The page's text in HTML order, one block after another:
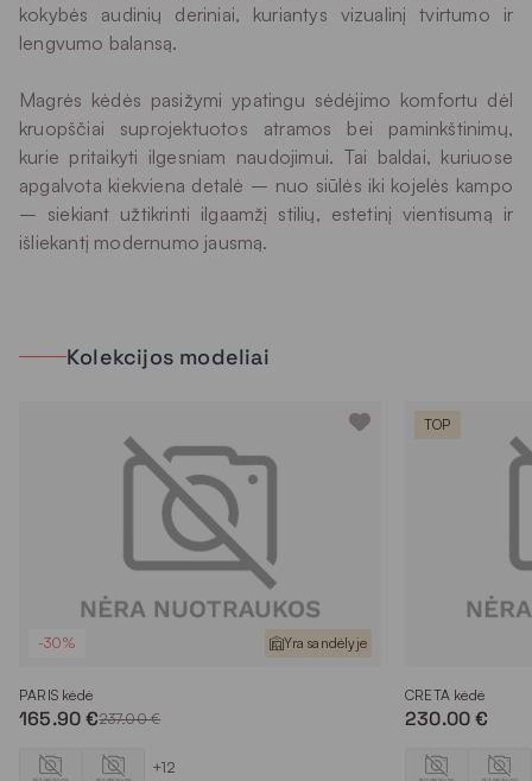
kokybės audinių deriniai, kuriantys vizualinį tvirtumo ir
lengvumo balansą.
Magrės kėdės pasižymi ypatingu sėdėjimo komfortu dėl
kruopščiai suprojektuotos atramos bei paminkštinimų,
kurie pritaikyti ilgesniam naudojimui. Tai baldai, kuriuose
apgalvota kiekviena detalė – nuo siūlės iki kojelės kampo
– siekiant užtikrinti ilgaamžį stilių, estetinį vientisumą ir
išliekantį modernumo jausmą.
Kolekcijos modeliai
-30% Yra sandėlyje
PARIS kėdė
165.90 €237.00 €
+12
TOP
CRETA kėdė
230.00 €